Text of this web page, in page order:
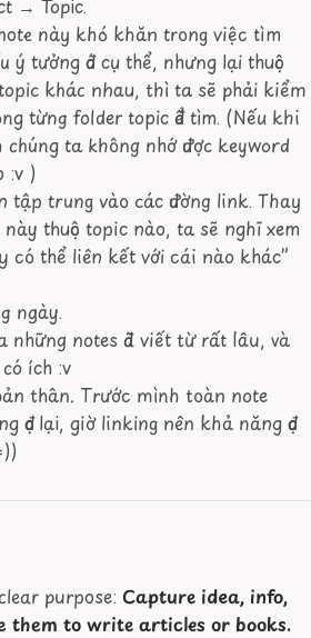
→ Topic.
này khó khăn trong việc tìm
ý tưởng đó cụ thể, nhưng lại thuộc
khác nhau, thì ta sẽ phải kiểm
từng folder topic để tìm. (Nếu khi
chúng ta không nhớ được keyword
:v )
tập trung vào các đường link. Thay
thuộc topic nào, ta sẽ nghĩ xem
có thể liên kết với cái nào khác”
ngày.
những notes đã viết từ rất lâu, và
ích :v
thân. Trước mình toàn note
đọc lại, giờ linking nên khả năng đọc
purpose: Capture idea, info,
them to write articles or books.